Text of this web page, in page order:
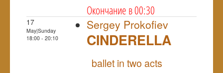
Окончание в 00:30
17
May|Sunday
18:00 - 20:10
Sergey Prokofiev
CINDERELLA
ballet in two acts